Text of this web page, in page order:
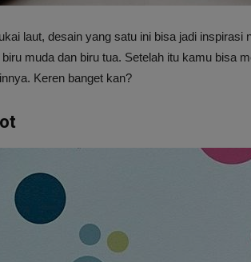
laut, desain yang satu ini bisa jadi inspirasi
muda dan biru tua. Setelah itu kamu bisa
Keren banget kan?